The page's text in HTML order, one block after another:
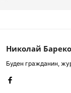
Николай
Буден гражданин,